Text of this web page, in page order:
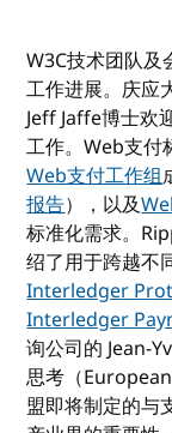
W3C技术团队及
工作进展。庆应
Jeff Jaffe博士欢
工作。Web支付
Web支付工作组
报告），以及
标准化需求。
绍了用于跨越不
Interledger
Interledger
询公司的 Jean-
思考（
盟即将制定的与